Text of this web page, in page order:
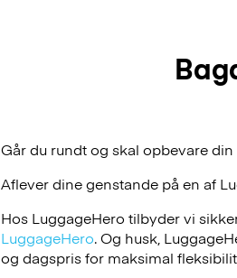
Går du rundt og skal opbevare
Aflever dine genstande på en af
Hos LuggageHero tilbyder vi
LuggageHero. Og husk,
og dagspris for maksimal